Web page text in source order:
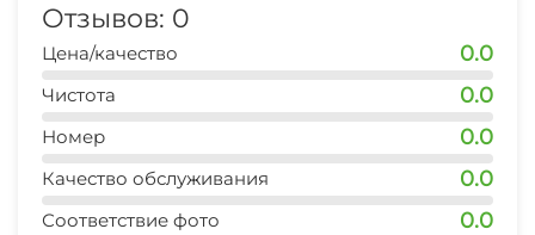
Мы работаем для Вас с любовью, как для себя!
Отзывов: 0
Цена/качество 0.0
Чистота 0.0
Номер 0.0
Качество обслуживания 0.0
Соответствие фото 0.0